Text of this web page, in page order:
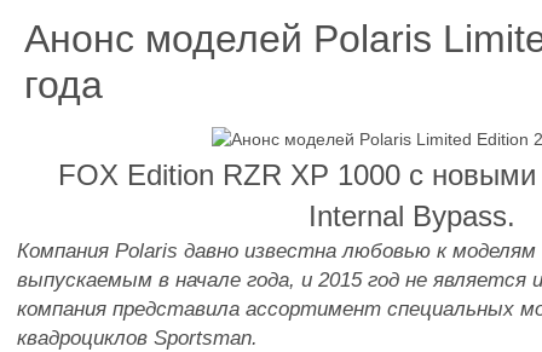
Анонс моделей Polaris
года
FOX Edition RZR XP 1000 с
Internal Bypass.
Компания Polaris давно известна любовью к моделям
выпускаемым в начале года, и 2015 год не является
компания представила ассортимент специальных
квадроциклов Sportsman.